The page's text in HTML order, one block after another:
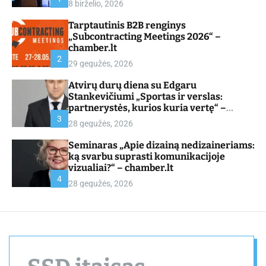
8 birželio, 2026
2
Tarptautinis B2B renginys
„Subcontracting Meetings 2026“ –
chamber.lt
29 gegužės, 2026
3
Atvirų durų diena su Edgaru
Stankevičiumi „Sportas ir verslas:
partnerystės, kurios kuria vertę“ –
chamber.lt
28 gegužės, 2026
4
Seminaras „Apie dizainą nedizaineriams:
ką svarbu suprasti komunikacijoje
vizualiai?“ – chamber.lt
28 gegužės, 2026